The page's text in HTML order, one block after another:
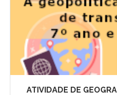
ATIVIDADE DE